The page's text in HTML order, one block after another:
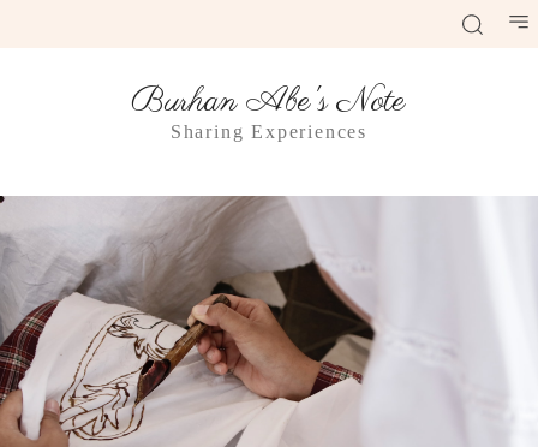
Burhan Abe's Note
Sharing Experiences